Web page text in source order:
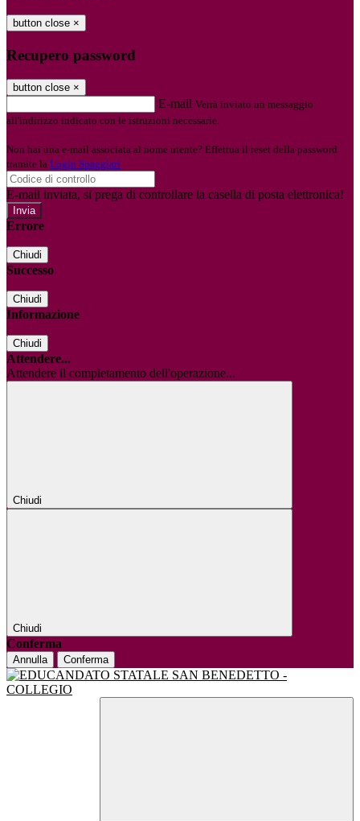
button close ×
Recupero password
button close ×
E-mail Verrà inviato un messaggio
all'indirizzo indicato con le istruzioni necessarie.
Non hai una e-mail associata al nome utente? Effettua il reset della password
tramite la Login Spaggiari
E-mail inviata, si prega di controllare la casella di posta elettronica!
Errore
Chiudi
Successo
Chiudi
Informazione
Chiudi
Attendere...
Attendere il completamento dell'operazione...
Chiudi
Chiudi
Conferma
Annulla Conferma